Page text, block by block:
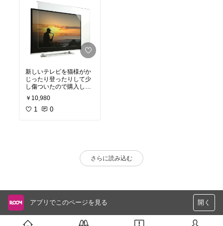
新しいテレビを猫様がか
じったり登ったりして少
し傷ついたので購入しま
した‥😭取り付けも簡単
でクリアなパネルなので
観ていても違和感なしで
￥10,980
1 0
さらに読み込む
アプリでこのページを見る 開く